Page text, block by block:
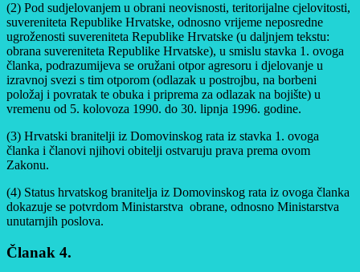
(2) Pod sudjelovanjem u obrani neovisnosti, teritorijalne cjelovitosti,
suvereniteta Republike Hrvatske, odnosno vrijeme neposredne
ugroženosti suvereniteta Republike Hrvatske (u daljnjem tekstu:
obrana suvereniteta Republike Hrvatske), u smislu stavka 1. ovoga
članka, podrazumijeva se oružani otpor agresoru i djelovanje u
izravnoj svezi s tim otporom (odlazak u postrojbu, na borbeni
položaj i povratak te obuka i priprema za odlazak na bojište) u
vremenu od 5. kolovoza 1990. do 30. lipnja 1996. godine.
(3) Hrvatski branitelji iz Domovinskog rata iz stavka 1. ovoga
članka i članovi njihovi obitelji ostvaruju prava prema ovom
Zakonu.
(4) Status hrvatskog branitelja iz Domovinskog rata iz ovoga članka
dokazuje se potvrdom Ministarstva obrane, odnosno Ministarstva
unutarnjih poslova.
Članak 4.